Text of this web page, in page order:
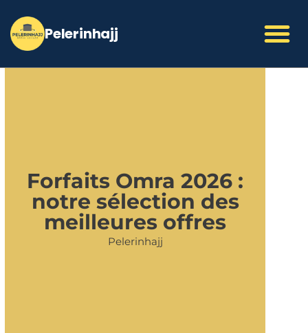
contenu
Forfaits Omra 2026 :
notre sélection des
meilleures offres
Pelerinhajj